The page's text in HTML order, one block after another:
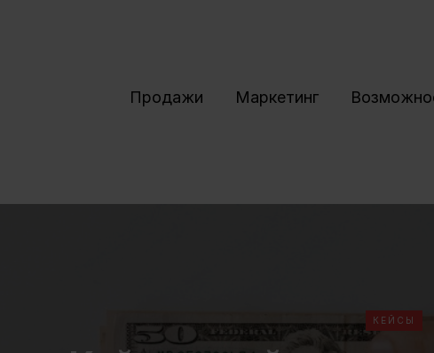
Продажи Маркетинг
КЕЙСЫ